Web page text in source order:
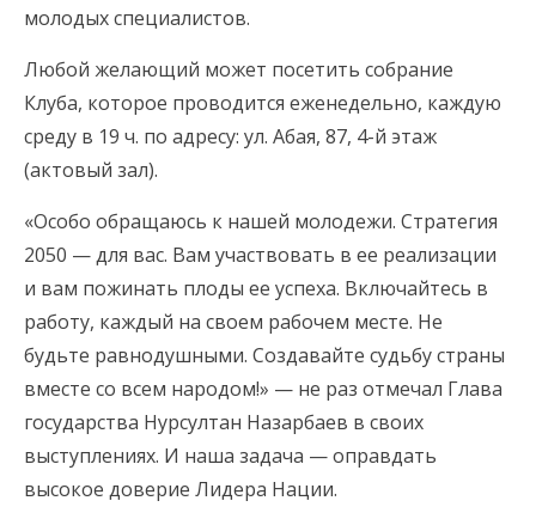
молодых специалистов.
Любой желающий может посетить собрание
Клуба, которое проводится еженедельно, каждую
среду в 19 ч. по адресу: ул. Абая, 87, 4-й этаж
(актовый зал).
«Особо обращаюсь к нашей молодежи. Стратегия
2050 — для вас. Вам участвовать в ее реализации
и вам пожинать плоды ее успеха. Включайтесь в
работу, каждый на своем рабочем месте. Не
будьте равнодушными. Создавайте судьбу страны
вместе со всем народом!» — не раз отмечал Глава
государства Нурсултан Назарбаев в своих
выступлениях. И наша задача — оправдать
высокое доверие Лидера Нации.